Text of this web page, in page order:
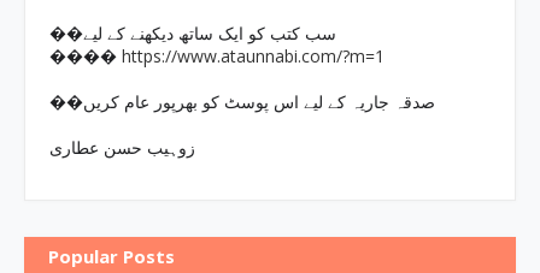
��سب کتب کو ایک ساتھ دیکھنے کے لیے
���� https://www.ataunnabi.com/?m=1
��صدقہ جاریہ کے لیے اس پوسٹ کو بھرپور عام کریں
زوہیب حسن عطاری
Popular Posts